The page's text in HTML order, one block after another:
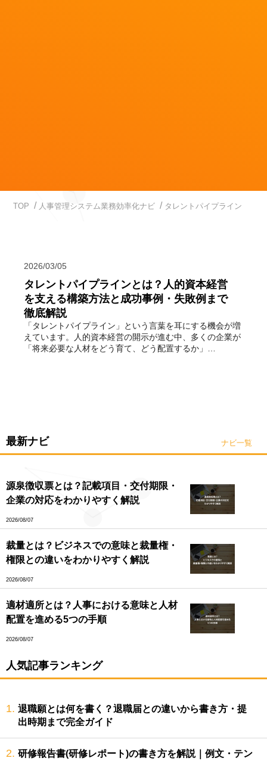
TOP 人事管理システム業務効率化ナビ タレントパイプライン
2026/03/05
タレントパイプラインとは？人的資本経営
を支える構築方法と成功事例・失敗例まで
徹底解説
「タレントパイプライン」という言葉を耳にする機会が増
えています。人的資本経営の開示が進む中、多くの企業が
「将来必要な人材をどう育て、どう配置するか」…
最新ナビ ナビ一覧
源泉徴収票とは？記載項目・交付期限・
企業の対応をわかりやすく解説
2026/08/07
裁量とは？ビジネスでの意味と裁量権・
権限との違いをわかりやすく解説
2026/08/07
適材適所とは？人事における意味と人材
配置を進める5つの手順
2026/08/07
人気記事ランキング
1. 退職願とは何を書く？退職届との違いから書き方・提
出時期まで完全ガイド
2. 研修報告書(研修レポート)の書き方を解説｜例文・テン